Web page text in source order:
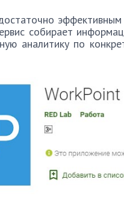
собирает
аналитику по